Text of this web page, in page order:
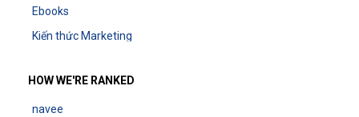
Ebooks
Kiến thức Marketing
HOW WE'RE RANKED
navee